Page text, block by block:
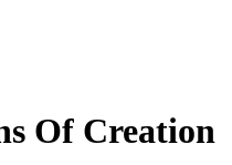
Of Creation